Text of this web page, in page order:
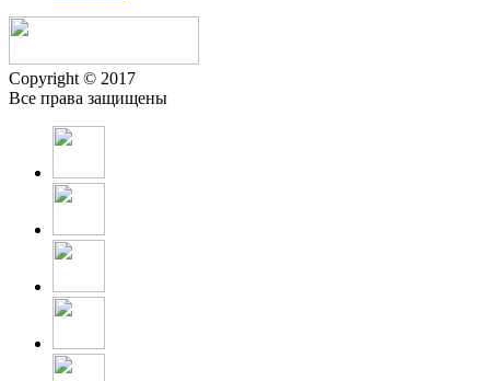
Copyright © 2017
Все права защищены